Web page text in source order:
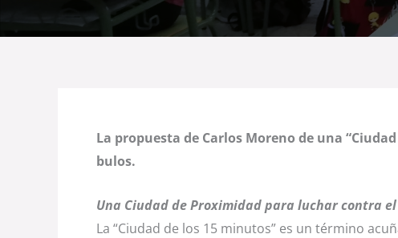
La propuesta de Carlos Moreno de una
bulos.
Una Ciudad de Proximidad para luchar contra
La “Ciudad de los 15 minutos” es un término